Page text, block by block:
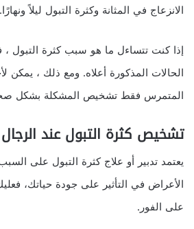
الانزعاج في المثانة وكثرة التبول ليلاً ونهارًا.
إذا كنت تتساءل ما هو سبب كثرة التبول
الحالات المذكورة أعلاه. ومع ذلك ، يمكن
المتمرس فقط تشخيص المشكلة بشكل
تشخيص كثرة التبول عند الرجال
يعتمد تدبير أو علاج كثرة التبول على
الأعراض في التأثير على جودة حياتك،
على الفور.